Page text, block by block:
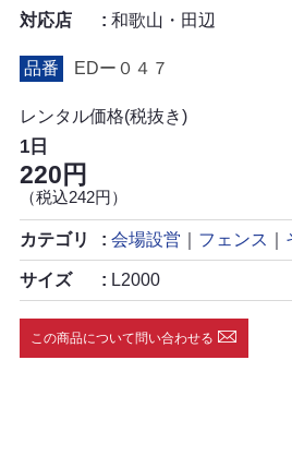
対応店 和歌山・田辺
品番 EDー０４７
レンタル価格(税抜き)
1日
220円
（税込242円）
カテゴリ 会場設営 フェンス
サイズ L2000
この商品について問い合わせる